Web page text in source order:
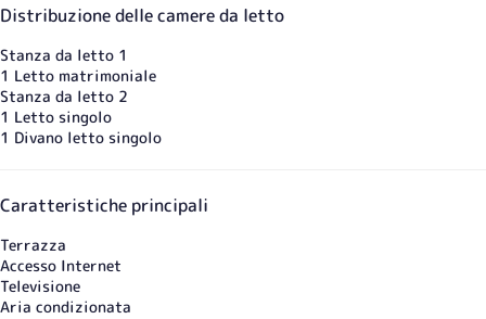
Distribuzione delle camere da letto
Stanza da letto 1
1 Letto matrimoniale
Stanza da letto 2
1 Letto singolo
1 Divano letto singolo
Caratteristiche principali
Terrazza
Accesso Internet
Televisione
Aria condizionata